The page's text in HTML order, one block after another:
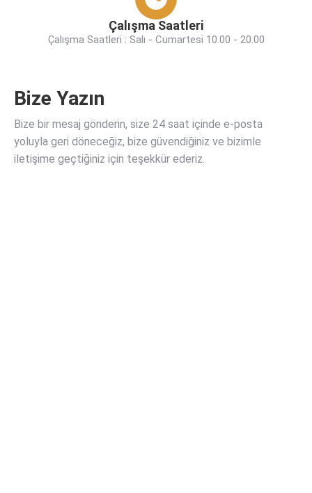
Çalışma Saatleri
Çalışma Saatleri : Salı - Cumartesi 10.00 - 20.00
Bize Yazın
Bize bir mesaj gönderin, size 24 saat içinde e-posta
yoluyla geri döneceğiz, bize güvendiğiniz ve bizimle
iletişime geçtiğiniz için teşekkür ederiz.